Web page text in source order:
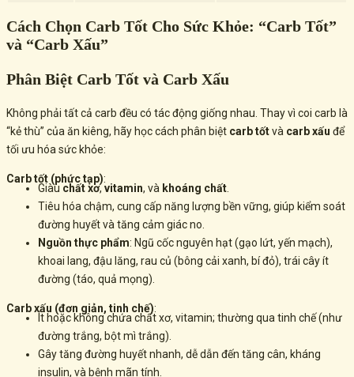
Cách Chọn Carb Tốt Cho Sức Khỏe: “Carb Tốt”
và “Carb Xấu”
Phân Biệt Carb Tốt và Carb Xấu
Không phải tất cả carb đều có tác động giống nhau. Thay vì coi carb là
“kẻ thù” của ăn kiêng, hãy học cách phân biệt carb tốtvà carb xấu để
tối ưu hóa sức khỏe:
Carb tốt (phức tạp):
Giàu chất xơ,vitamin, và khoáng chất
Tiêu hóa chậm, cung cấp năng lượng bền vững, giúp kiểm soát
đường huyết và tăng cảm giác no.
Nguồn thực phẩm: Ngũ cốc nguyên hạt (gạo lứt, yến mạch),
khoai lang, đậu lăng, rau củ (bông cải xanh, bí đỏ), trái cây ít
đường (táo, quả mọng).
Carb xấu (đơn giản, tinh chế):
Ít hoặc không chứa chất xơ, vitamin; thường qua tinh chế (như
đường trắng, bột mì trắng).
Gây tăng đường huyết nhanh, dễ dẫn đến tăng cân, kháng
insulin, và bệnh mãn tính.